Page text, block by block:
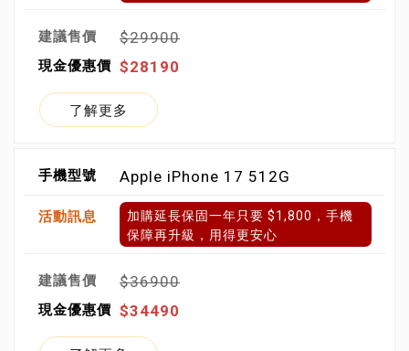
$29900
$28190
了解更多
Apple iPhone 17 512G
加購延長保固一年只要 $1,800，手機
保障再升級，用得更安心
$36900
$34490